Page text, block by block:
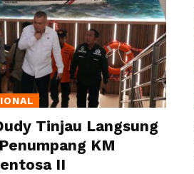
Tinjau Langsung
KM
II